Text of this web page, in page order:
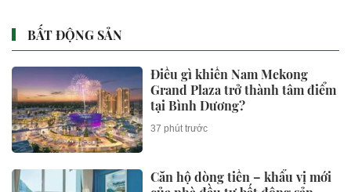
BẤT ĐỘNG SẢN
Điều gì khiến Nam Mekong
Grand Plaza trở thành tâm điểm
tại Bình Dương?
37 phút trước
Căn hộ dòng tiền – khẩu vị mới